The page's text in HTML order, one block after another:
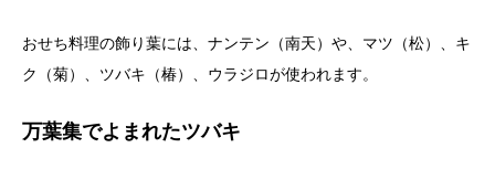
おせち料理の飾り葉には、ナンテン（南天）や、マツ（松）、キ
ク（菊）、ツバキ（椿）、ウラジロが使われます。
万葉集でよまれたツバキ